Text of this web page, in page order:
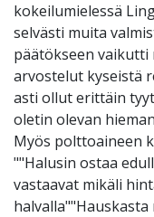
kokeilumielessä
selvästi muita
päätökseen
arvostelut kyseistä
asti ollut erittäin
oletin olevan
Myös polttoaineen
""Halusin ostaa
vastaavat mikäli